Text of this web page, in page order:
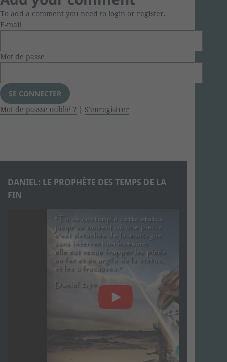
To add a comment you need to login or register.
E-mail
Mot de passe
Mot de passse oublié ? | S'enregistrer
DANIEL: LE PROPHÈTE DES TEMPS DE LA
FIN